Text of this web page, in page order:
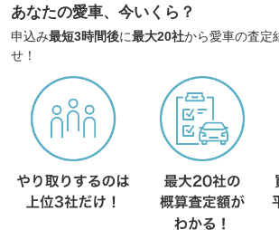
あなたの愛車、今いくら？
申込み最短3時間後に最大20社から愛車の査定
せ！